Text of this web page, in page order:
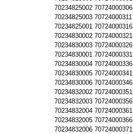
70234825002 70724000306
70234825003 70724000311
70234825001 70724000316
70234830002 70724000321
70234830003 70724000326
70234830001 70724000331
70234830004 70724000336
70234830005 70724000341
70234830006 70724000346
70234832002 70724000351
70234832003 70724000356
70234832004 70724000361
70234832005 70724000366
70234832006 70724000371